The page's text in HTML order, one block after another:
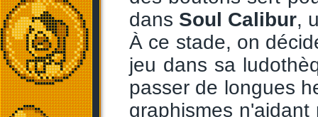
dans Soul Calibur,
À ce stade, on
jeu dans sa
passer de longues
graphismes